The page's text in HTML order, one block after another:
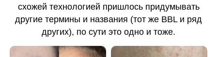
схожей технологией пришлось придумывать
другие термины и названия (тот же BBL и ряд
других), по сути это одно и тоже.